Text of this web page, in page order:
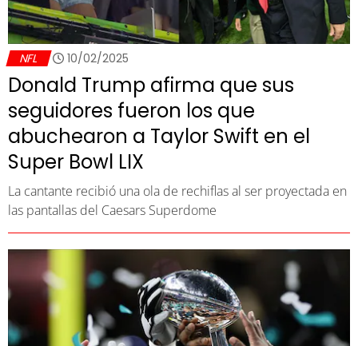
NFL 10/02/2025
Donald Trump afirma que sus
seguidores fueron los que
abuchearon a Taylor Swift en el
Super Bowl LIX
La cantante recibió una ola de rechiflas al ser proyectada en
las pantallas del Caesars Superdome